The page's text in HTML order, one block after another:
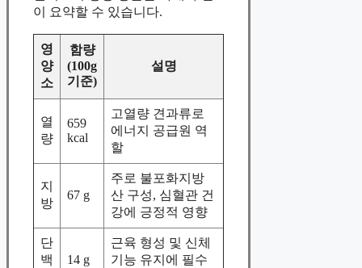
이 요약할 수 있습니다.
영
양
소
함량
(100g
기준)
설명
열
량
659
kcal
고열량 견과류로
에너지 공급원 역
할
지
방
67 g
주로 불포화지방
산 구성, 심혈관 건
강에 긍정적 영향
단
백
14 g
근육 형성 및 신체
기능 유지에 필수